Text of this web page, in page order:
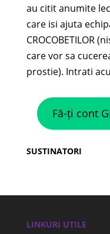
au citit anumite
care isi ajuta
CROCOBETILOR
care vor sa
prostie). Intrati
Fă-ți cont
SUSTINATORI
LINKURI UTILE